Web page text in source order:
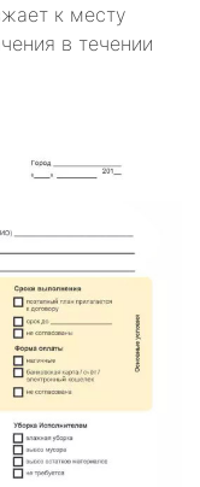
к месту
в течении